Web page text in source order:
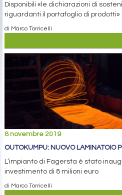
Disponibili «le dichiarazioni di
riguardanti il ​​portafoglio di prodotti»
di Marco Torricelli
8 novembre 2019
OUTOKUMPU: NUOVO LAMINATOIO
L’impianto di Fagersta è stato
investimento di 8 milioni euro
di Marco Torricelli